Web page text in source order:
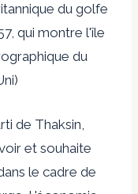
du golfe
qui montre l'île
du
de Thaksin,
et souhaite
le cadre de